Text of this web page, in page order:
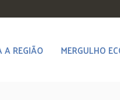
A REGIÃO MERGULHO